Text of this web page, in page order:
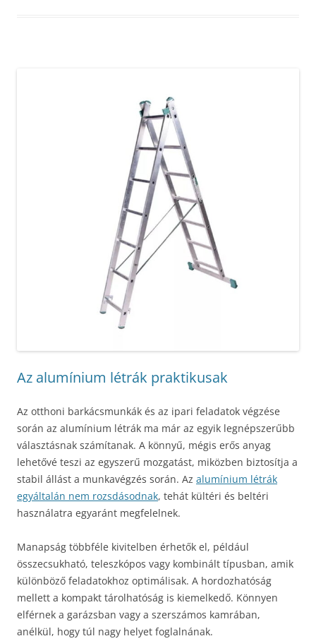
Az alumínium létrák praktikusak
Az otthoni barkácsmunkák és az ipari feladatok végzése
során az alumínium létrák ma már az egyik legnépszerűbb
választásnak számítanak. A könnyű, mégis erős anyag
lehetővé teszi az egyszerű mozgatást, miközben biztosítja a
stabil állást a munkavégzés során. Az alumínium létrák
egyáltalán nem rozsdásodnak, tehát kültéri és beltéri
használatra egyaránt megfelelnek.
Manapság többféle kivitelben érhetők el, például
összecsukható, teleszkópos vagy kombinált típusban, amik
különböző feladatokhoz optimálisak. A hordozhatóság
mellett a kompakt tárolhatóság is kiemelkedő. Könnyen
elférnek a garázsban vagy a szerszámos kamrában,
anélkül, hogy túl nagy helyet foglalnának.